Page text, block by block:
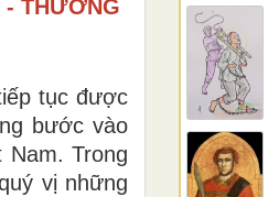
- THƯỜNG
tục được
bước vào
Nam. Trong
vị những